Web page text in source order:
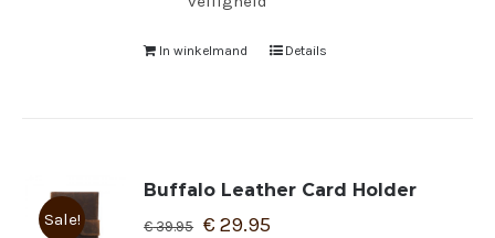
In winkelmand Details
Sale!
Buffalo Leather Card Holder
€39.95 € 29.95